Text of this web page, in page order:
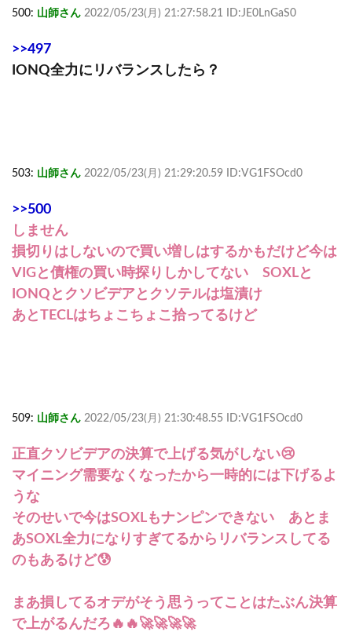
500: 山師さん 2022/05/23(月) 21:27:58.21 ID:JE0LnGaS0
>>497
IONQ全力にリバランスしたら？
503: 山師さん 2022/05/23(月) 21:29:20.59 ID:VG1FSOcd0
>>500
しません
損切りはしないので買い増しはするかもだけど今は
VIGと債権の買い時探りしかしてない SOXLと
IONQとクソビデアとクソテルは塩漬け
あとTECLはちょこちょこ拾ってるけど
509: 山師さん 2022/05/23(月) 21:30:48.55 ID:VG1FSOcd0
正直クソビデアの決算で上げる気がしない😢
マイニング需要なくなったから一時的には下げるよ
うな
そのせいで今はSOXLもナンピンできない あとま
あSOXL全力になりすぎてるからリバランスしてる
のもあるけど😰
まあ損してるオデがそう思うってことはたぶん決算
で上がるんだろ🔥🔥🚀🚀🚀🚀